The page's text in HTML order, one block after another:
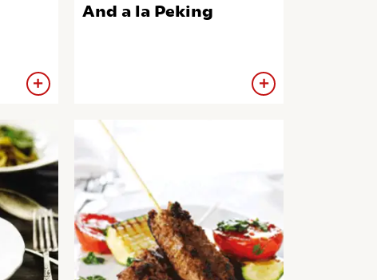
And a la Peking